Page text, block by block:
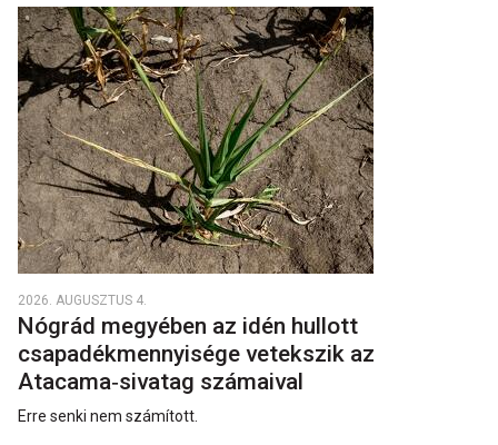
2026. AUGUSZTUS 4.
Nógrád megyében az idén hullott
csapadékmennyisége vetekszik az
Atacama‑sivatag számaival
Erre senki nem számított.